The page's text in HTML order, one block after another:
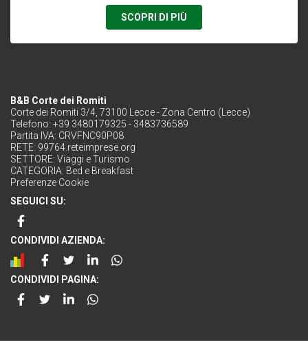
SCOPRI DI PIÙ
B&B Corte dei Romiti
Corte dei Romiti 3/4, 73100 Lecce - Zona Centro (Lecce)
Telefono: +39 3480179325 - 3483736589
Partita IVA: CRVFNC90P08
RETE: 99764.reteimprese.org
SETTORE: Viaggi e Turismo
CATEGORIA: Bed e Breakfast
Preferenze Cookie
SEGUICI SU:
CONDIVIDI AZIENDA:
CONDIVIDI PAGINA: